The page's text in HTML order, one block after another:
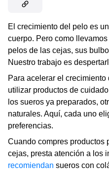
El crecimiento del pelo es
cuerpo. Pero como
pelos de las cejas, sus
Nuestro trabajo es
Para acelerar el
utilizar productos de
los sueros ya preparados,
naturales. Aquí, cada uno
preferencias.
Cuando compres productos
cejas, presta atención a los
recomiendan sueros con